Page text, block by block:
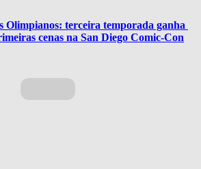
Olimpianos: terceira temporada ganha
cenas na San Diego Comic-Con